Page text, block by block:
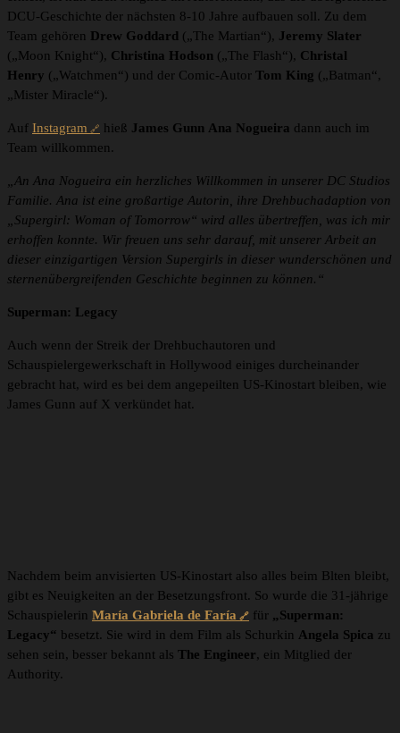
DCU-Geschichte der nächsten 8-10 Jahre aufbauen soll. Zu dem
Team gehören Drew Goddard („The Martian“), Jeremy Slater
(„Moon Knight“), Christina Hodson („The Flash“), Christal
Henry („Watchmen“) und der Comic-Autor Tom King („Batman“,
„Mister Miracle“).
Auf Instagram hieß James Gunn Ana Nogueira dann auch im
Team willkommen.
„An Ana Nogueira ein herzliches Willkommen in unserer DC Studios
Familie. Ana ist eine großartige Autorin, ihre Drehbuchadaption von
„Supergirl: Woman of Tomorrow“ wird alles übertreffen, was ich mir
erhoffen konnte. Wir freuen uns sehr darauf, mit unserer Arbeit an
dieser einzigartigen Version Supergirls in dieser wunderschönen und
sternenübergreifenden Geschichte beginnen zu können.“
Superman: Legacy
Auch wenn der Streik der Drehbuchautoren und
Schauspielergewerkschaft in Hollywood einiges durcheinander
gebracht hat, wird es bei dem angepeilten US-Kinostart bleiben, wie
James Gunn auf X verkündet hat.
Nachdem beim anvisierten US-Kinostart also alles beim Blten bleibt,
gibt es Neuigkeiten an der Besetzungsfront. So wurde die 31-jährige
Schauspielerin María Gabriela de Faría für „Superman:
Legacy“ besetzt. Sie wird in dem Film als Schurkin Angela Spica zu
sehen sein, besser bekannt als The Engineer, ein Mitglied der
Authority.